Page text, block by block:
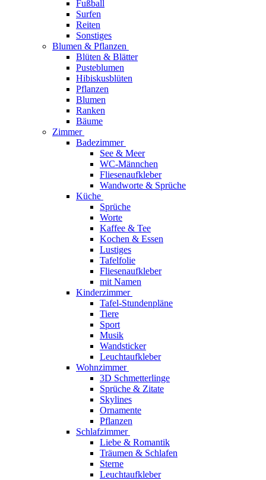
Fußball
Surfen
Reiten
Sonstiges
Blumen & Pflanzen
Blüten & Blätter
Pusteblumen
Hibiskusblüten
Pflanzen
Blumen
Ranken
Bäume
Zimmer
Badezimmer
See & Meer
WC-Männchen
Fliesenaufkleber
Wandworte & Sprüche
Küche
Sprüche
Worte
Kaffee & Tee
Kochen & Essen
Lustiges
Tafelfolie
Fliesenaufkleber
mit Namen
Kinderzimmer
Tafel-Stundenpläne
Tiere
Sport
Musik
Wandsticker
Leuchtaufkleber
Wohnzimmer
3D Schmetterlinge
Sprüche & Zitate
Skylines
Ornamente
Pflanzen
Schlafzimmer
Liebe & Romantik
Träumen & Schlafen
Sterne
Leuchtaufkleber